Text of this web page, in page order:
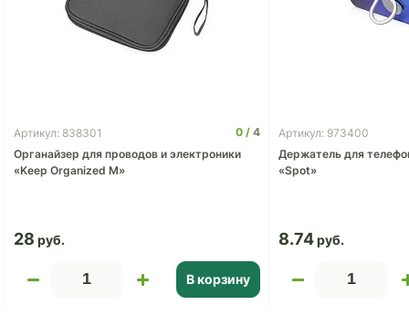
Артикул: 838301 0
4
Органайзер для проводов и электроники
«Keep Organized M»
28
В корзину
Артикул: 973400
Держатель для
«Spot»
8.74